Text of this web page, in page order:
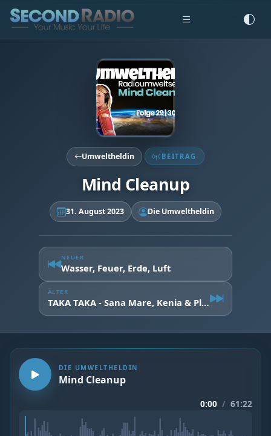
Umweltheldin BEITRAG
Mind Cleanup
31. August 2023 Die Umweltheldin
NEUER
Wasser, Feuer, Erde, Luft
ÄLTER
TAKA TAKA - Sana Mare, Kenia & Plastikmüll
DIE UMWELTHELDIN
Mind Cleanup
0:00 / 61:22